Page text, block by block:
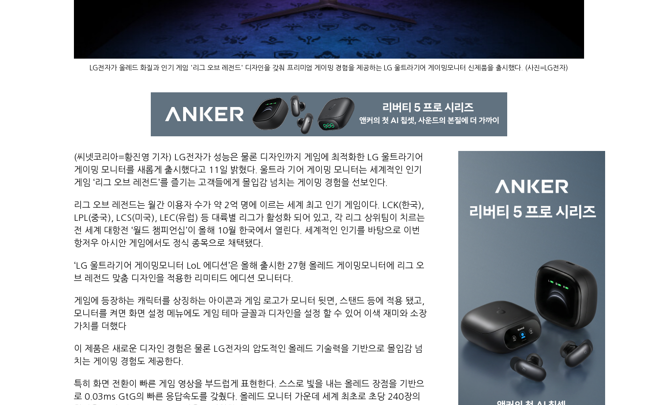
LG전자가 올레드 화질과 인기 게임 '리그 오브 레전드' 디자인을 갖춰 프리미엄 게이밍 경험을 제공하는 LG 울트라기어 게이밍모니터 신제품을 출시했다. (사진=LG전자)
(씨넷코리아=황진영 기자) LG전자가 성능은 물론 디자인까지 게임에 최적화한 LG 울트라기어
게이밍 모니터를 새롭게 출시했다고 11일 밝혔다. 울트라 기어 게이밍 모니터는 세계적인 인기
게임 ‘리그 오브 레전드’를 즐기는 고객들에게 몰입감 넘치는 게이밍 경험을 선보인다.
리그 오브 레전드는 월간 이용자 수가 약 2억 명에 이르는 세계 최고 인기 게임이다. LCK(한국),
LPL(중국), LCS(미국), LEC(유럽) 등 대륙별 리그가 활성화 되어 있고, 각 리그 상위팀이 치르는
전 세계 대항전 ‘월드 챔피언십’이 올해 10월 한국에서 열린다. 세계적인 인기를 바탕으로 이번
항저우 아시안 게임에서도 정식 종목으로 채택됐다.
‘LG 울트라기어 게이밍모니터 LoL 에디션’은 올해 출시한 27형 올레드 게이밍모니터에 리그 오
브 레전드 맞춤 디자인을 적용한 리미티드 에디션 모니터다.
게임에 등장하는 캐릭터를 상징하는 아이콘과 게임 로고가 모니터 뒷면, 스탠드 등에 적용 됐고,
모니터를 켜면 화면 설정 메뉴에도 게임 테마 글꼴과 디자인을 설정 할 수 있어 이색 재미와 소장
가치를 더했다
이 제품은 새로운 디자인 경험은 물론 LG전자의 압도적인 올레드 기술력을 기반으로 몰입감 넘
치는 게이밍 경험도 제공한다.
특히 화면 전환이 빠른 게임 영상을 부드럽게 표현한다. 스스로 빛을 내는 올레드 장점을 기반으
로 0.03ms GtG의 빠른 응답속도를 갖췄다. 올레드 모니터 가운데 세계 최초로 초당 240장의